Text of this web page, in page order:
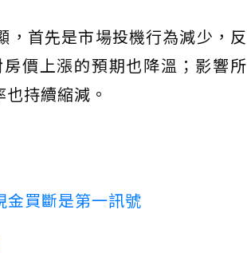
，首先是市場投機行為減少，反
價上漲的預期也降溫；影響所
持續縮減。
金買斷是第一訊號